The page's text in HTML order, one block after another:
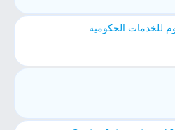
للخدمات الحكومية